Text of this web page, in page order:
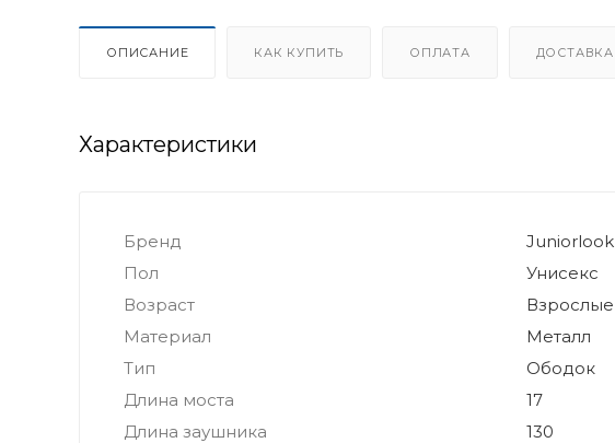
ОПИСАНИЕ КАК КУПИТЬ ОПЛАТА ДОСТАВКА
Характеристики
Бренд
Juniorlook
Пол
Унисекс
Возраст
Взрослые
Материал
Металл
Тип
Ободок
Длина моста
17
Длина заушника
130